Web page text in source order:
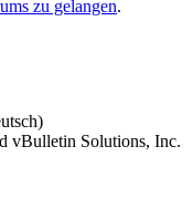
zu gelangen.
vBulletin Solutions, Inc.